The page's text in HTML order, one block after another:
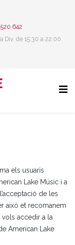
642
Div. de 15:30 a 22:00
els usuaris
Lake Músic i a
de les
això et recomanem
accedir a la
American Lake